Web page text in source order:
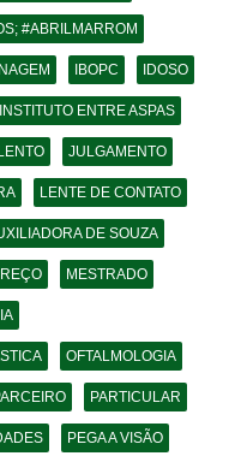
#ABRILMARROM
IBOPC IDOSO
INSTITUTO ENTRE ASPAS
JULGAMENTO
LENTE DE CONTATO
DE SOUZA
MESTRADO
OFTALMOLOGIA
PARTICULAR
PEGA A VISÃO